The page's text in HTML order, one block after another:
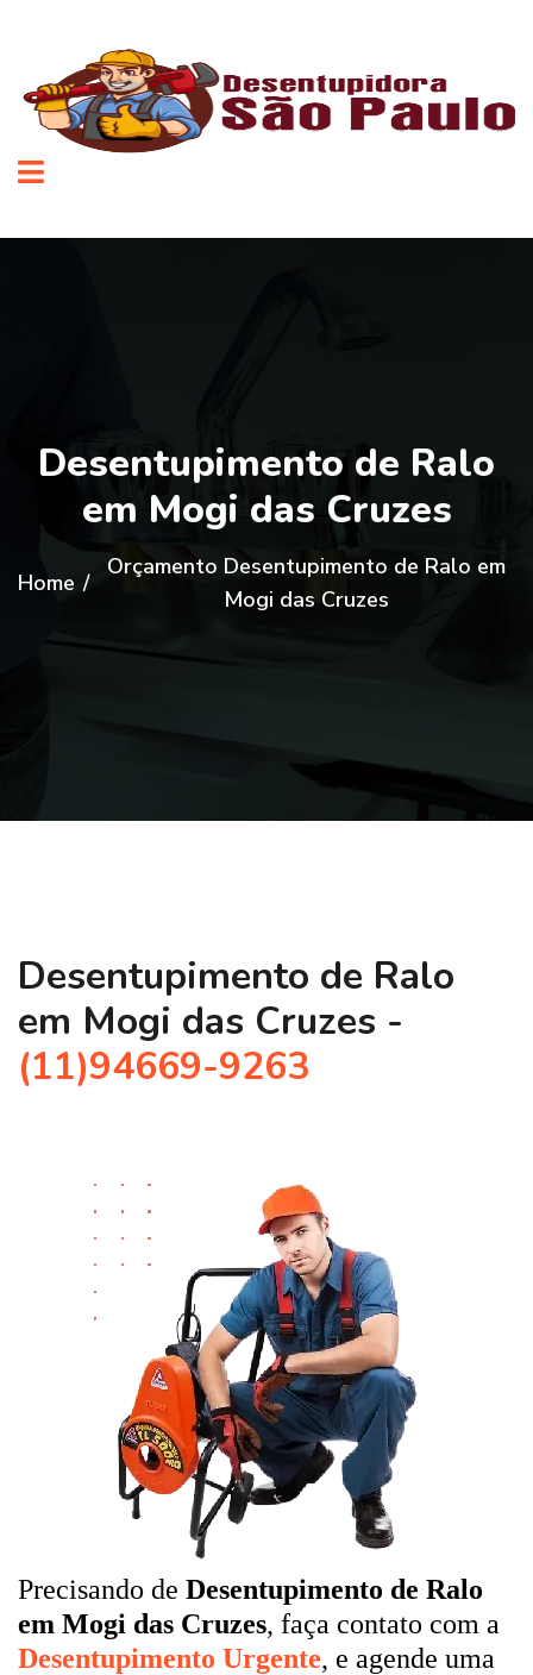
Desentupimento de Ralo
em Mogi das Cruzes
Home /
Orçamento Desentupimento de Ralo em
Mogi das Cruzes
Desentupimento de Ralo
em Mogi das Cruzes -
(11)94669-9263
Precisando de Desentupimento de Ralo
em Mogi das Cruzes, faça contato com a
Desentupimento Urgente, e agende uma